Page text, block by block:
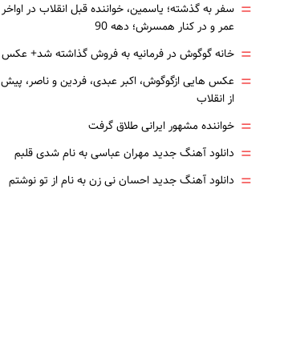
= سفر به گذشته؛ یاسمین، خواننده قبل انقلاب در اواخر
عمر و در کنار همسرش؛ دهه 90
= خانه گوگوش در فرمانیه به فروش گذاشته شد+ عکس
= عکس هایی ازگوگوش، اکبر عبدی، فردین و ناصر، پیش
از انقلاب
= خواننده مشهور ایرانی طلاق گرفت
= دانلود آهنگ جدید مهران عباسی به نام شدی قلبم
= دانلود آهنگ جدید احسان نی زن به نام از تو نوشتم